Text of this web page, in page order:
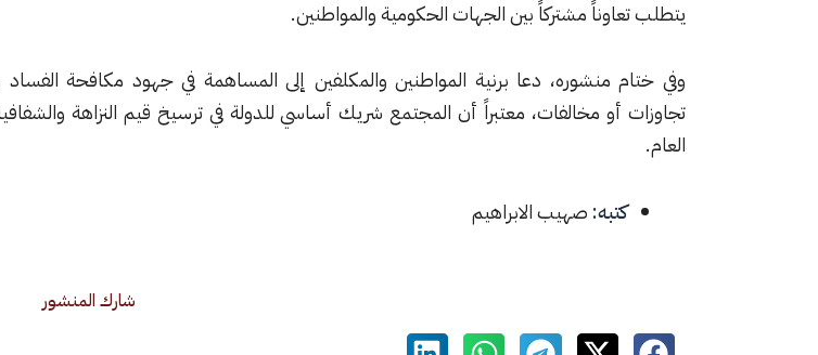
يتطلب تعاوناً مشتركاً بين الجهات الحكومية والمواطنين.
وفي ختام منشوره، دعا برنية المواطنين والمكلفين إلى المساهمة في جهود مكافحة الفساد
تجاوزات أو مخالفات، معتبراً أن المجتمع شريك أساسي للدولة في ترسيخ قيم النزاهة
العام.
كتبه: صهيب الابراهيم
شارك المنشور